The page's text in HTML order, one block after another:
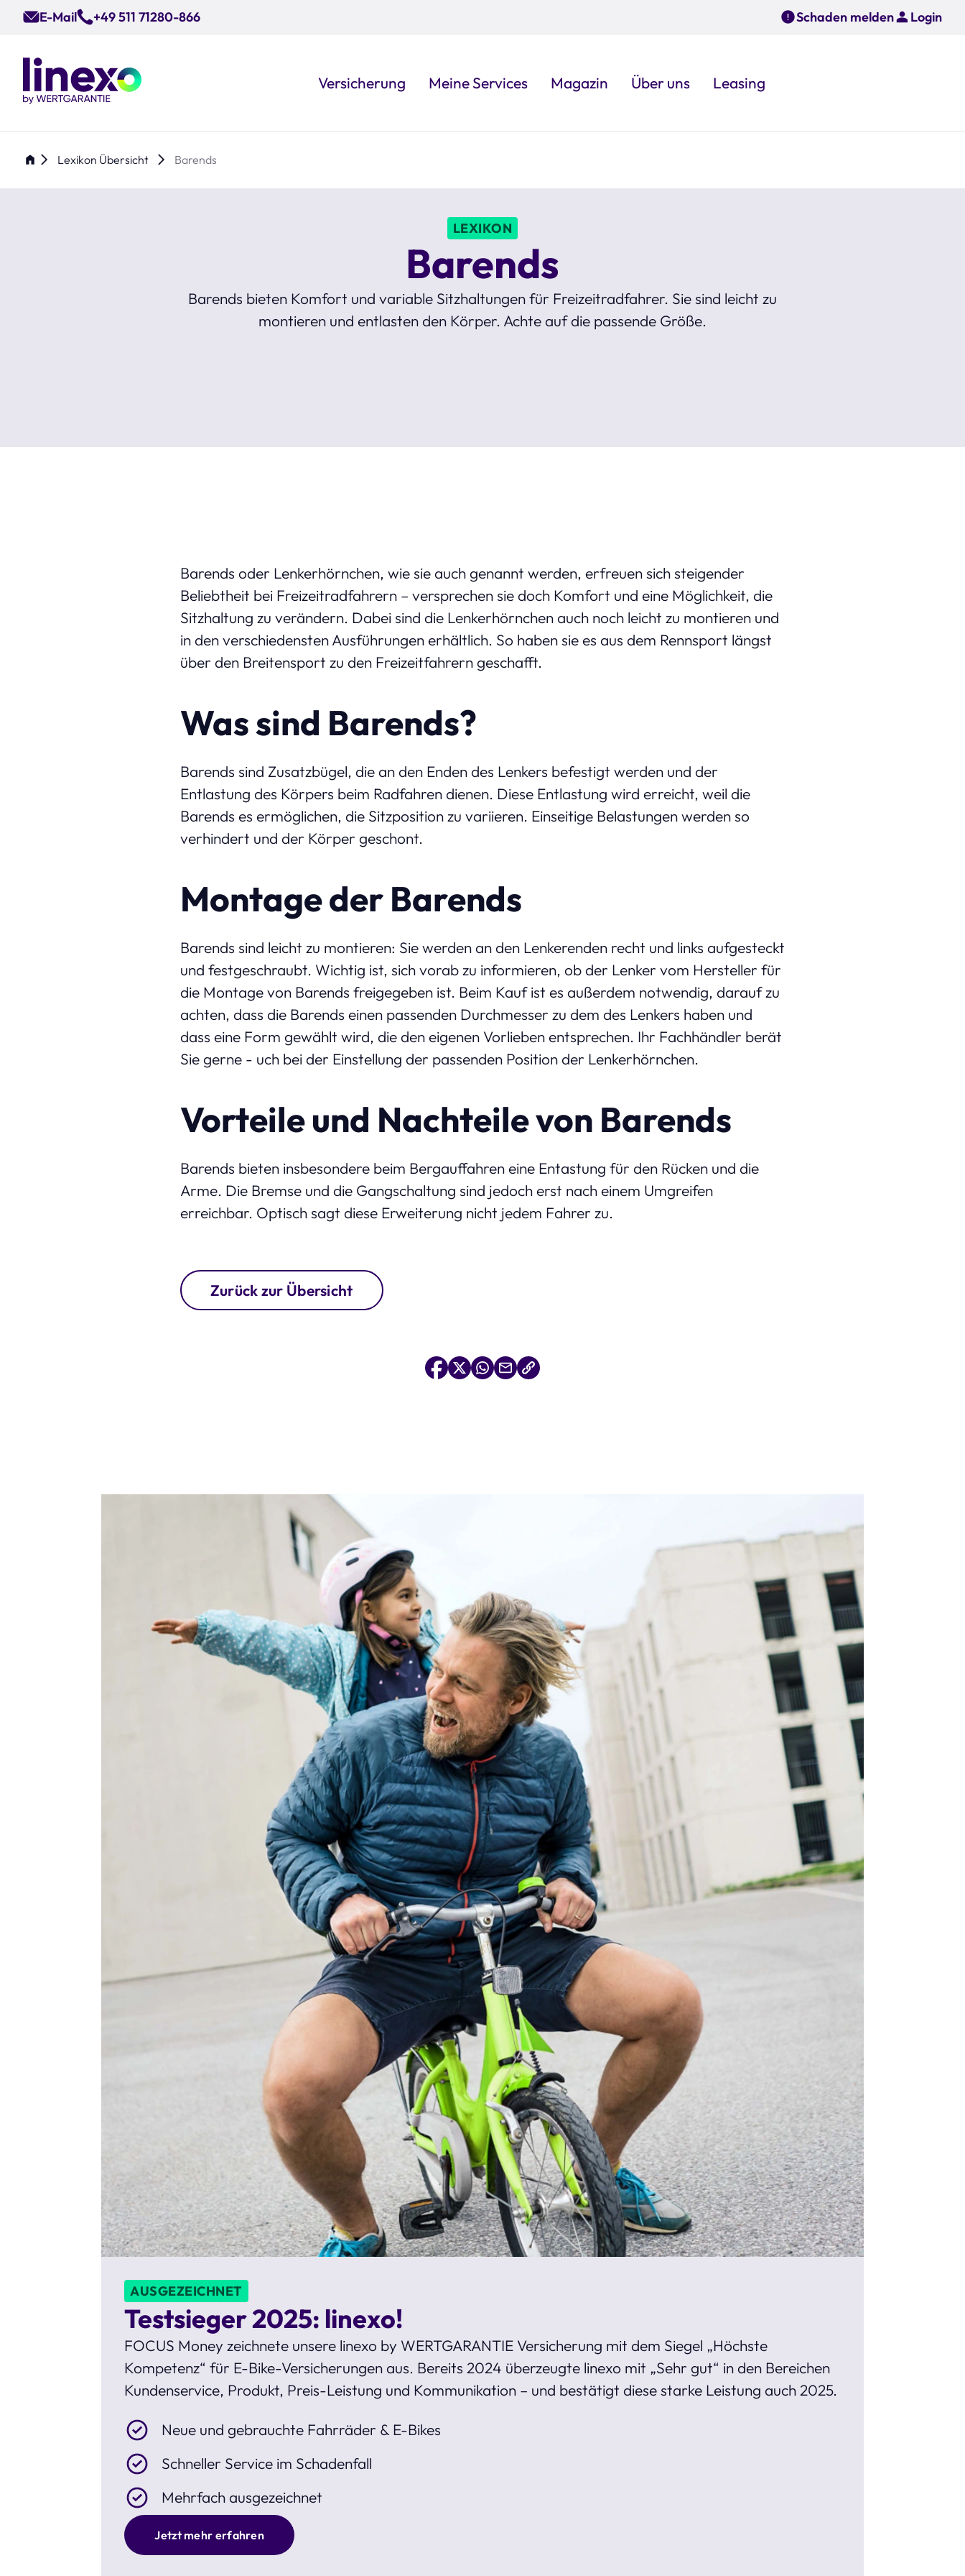
Skip
content
E-Mail +49 511 71280-866 Schaden melden Login
Versicherung Meine Services Magazin Über uns Leasing
Lexikon Übersicht Barends
LEXIKON
Barends
Barends bieten Komfort und variable Sitzhaltungen für Freizeitradfahrer. Sie sind leicht zu
montieren und entlasten den Körper. Achte auf die passende Größe.
Barends oder Lenkerhörnchen, wie sie auch genannt werden, erfreuen sich steigender
Beliebtheit bei Freizeitradfahrern – versprechen sie doch Komfort und eine Möglichkeit, die
Sitzhaltung zu verändern. Dabei sind die Lenkerhörnchen auch noch leicht zu montieren und
in den verschiedensten Ausführungen erhältlich. So haben sie es aus dem Rennsport längst
über den Breitensport zu den Freizeitfahrern geschafft.
Was sind Barends?
Barends sind Zusatzbügel, die an den Enden des Lenkers befestigt werden und der
Entlastung des Körpers beim Radfahren dienen. Diese Entlastung wird erreicht, weil die
Barends es ermöglichen, die Sitzposition zu variieren. Einseitige Belastungen werden so
verhindert und der Körper geschont.
Montage der Barends
Barends sind leicht zu montieren: Sie werden an den Lenkerenden recht und links aufgesteckt
und festgeschraubt. Wichtig ist, sich vorab zu informieren, ob der Lenker vom Hersteller für
die Montage von Barends freigegeben ist. Beim Kauf ist es außerdem notwendig, darauf zu
achten, dass die Barends einen passenden Durchmesser zu dem des Lenkers haben und
dass eine Form gewählt wird, die den eigenen Vorlieben entsprechen. Ihr Fachhändler berät
Sie gerne - uch bei der Einstellung der passenden Position der Lenkerhörnchen.
Vorteile und Nachteile von Barends
Barends bieten insbesondere beim Bergauffahren eine Entastung für den Rücken und die
Arme. Die Bremse und die Gangschaltung sind jedoch erst nach einem Umgreifen
erreichbar. Optisch sagt diese Erweiterung nicht jedem Fahrer zu.
Zurück zur Übersicht
AUSGEZEICHNET
Testsieger 2025: linexo!
FOCUS Money zeichnete unsere linexo by WERTGARANTIE Versicherung mit dem Siegel „Höchste
Kompetenz“ für E-Bike-Versicherungen aus. Bereits 2024 überzeugte linexo mit „Sehr gut“ in den Bereichen
Kundenservice, Produkt, Preis-Leistung und Kommunikation – und bestätigt diese starke Leistung auch 2025.
Neue und gebrauchte Fahrräder & E-Bikes
Schneller Service im Schadenfall
Mehrfach ausgezeichnet
Jetzt mehr erfahren